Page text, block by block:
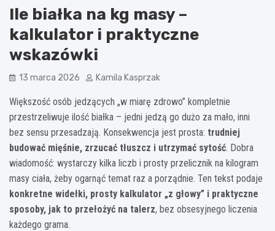
Ile białka na kg masy –
kalkulator i praktyczne
wskazówki
13 marca 2026 Kamila Kasprzak
Większość osób jedzących „w miarę zdrowo” kompletnie
przestrzeliwuje ilość białka – jedni jedzą go dużo za mało, inni
bez sensu przesadzają. Konsekwencja jest prosta: trudniej
budować mięśnie, zrzucać tłuszcz i utrzymać sytość. Dobra
wiadomość: wystarczy kilka liczb i prosty przelicznik na kilogram
masy ciała, żeby ogarnąć temat raz a porządnie. Ten tekst podaje
konkretne widełki, prosty kalkulator „z głowy” i praktyczne
sposoby, jak to przełożyć na talerz, bez obsesyjnego liczenia
każdego grama.